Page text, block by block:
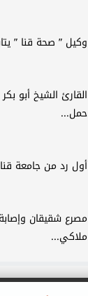
وكيل ” صحة قنا ”
القارئ الشيخ أبو
حمل...
أول رد من جامعة
مصرع شقيقان
ملاكي...